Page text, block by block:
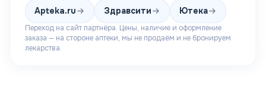
Apteka.ru Здравсити Ютека
Переход на сайт партнёра. Цены, наличие и оформление
заказа — на стороне аптеки, мы не продаём и не бронируем
лекарства.